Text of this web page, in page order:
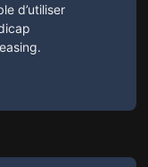
d’utiliser